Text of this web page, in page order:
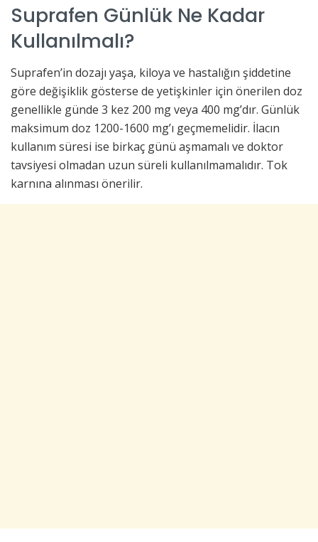
Suprafen Günlük Ne Kadar
Kullanılmalı?
Suprafen’in dozajı yaşa, kiloya ve hastalığın şiddetine
göre değişiklik gösterse de yetişkinler için önerilen doz
genellikle günde 3 kez 200 mg veya 400 mg’dır. Günlük
maksimum doz 1200-1600 mg’ı geçmemelidir. İlacın
kullanım süresi ise birkaç günü aşmamalı ve doktor
tavsiyesi olmadan uzun süreli kullanılmamalıdır. Tok
karnına alınması önerilir.